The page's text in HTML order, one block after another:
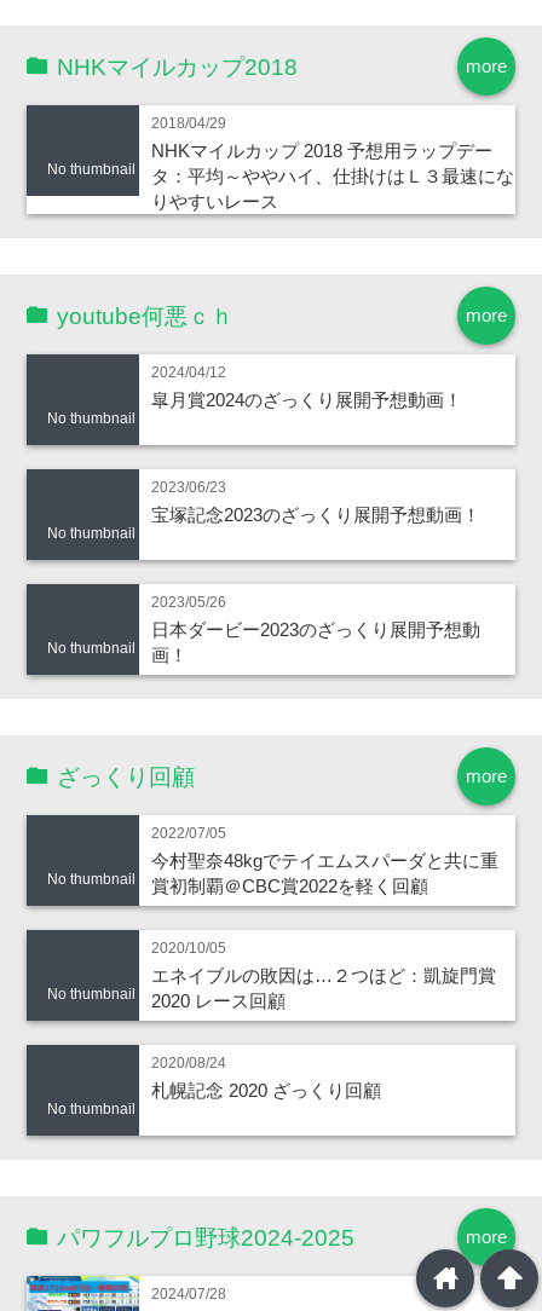
more
NHKマイルカップ2018
No thumbnail
2018/04/29
NHKマイルカップ 2018 予想用ラップデー
タ：平均～ややハイ、仕掛けはＬ３最速にな
りやすいレース
more
youtube何悪ｃｈ
No thumbnail
2024/04/12
皐月賞2024のざっくり展開予想動画！
No thumbnail
2023/06/23
宝塚記念2023のざっくり展開予想動画！
No thumbnail
2023/05/26
日本ダービー2023のざっくり展開予想動
画！
more
ざっくり回顧
No thumbnail
2022/07/05
今村聖奈48kgでテイエムスパーダと共に重
賞初制覇＠CBC賞2022を軽く回顧
No thumbnail
2020/10/05
エネイブルの敗因は…２つほど：凱旋門賞
2020 レース回顧
No thumbnail
2020/08/24
札幌記念 2020 ざっくり回顧
more
パワフルプロ野球2024-2025
2024/07/28 arrowup
home